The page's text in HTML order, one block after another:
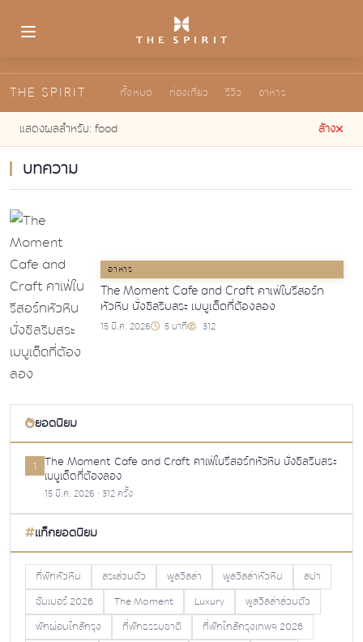
THE SPIRIT ทั้งหมด ท่องเที่ยว รีวิว อาหาร
แสดงผลสำหรับ: food ล้าง
บทความ
อาหาร
The Moment Cafe and Craft คาเฟ่ในรีสอร์ท
หัวหิน นั่งชิลริมสระ เมนูเด็ดที่ต้องลอง
15 มี.ค. 2026 5 นาที 312
ยอดนิยม
1
The Moment Cafe and Craft คาเฟ่ในรีสอร์ทหัวหิน นั่งชิลริมสระ
เมนูเด็ดที่ต้องลอง
15 มี.ค. 2026 · 312 ครั้ง
แท็กยอดนิยม
ที่พักหัวหิน สระส่วนตัว พูลวิลล่า พูลวิลล่าหัวหิน
สปา
ซัมเมอร์ 2026
The Moment Luxury
พูลวิลล่าส่วนตัว
พักผ่อนใกล้กรุง
ที่พักธรรมชาติ
ที่พักใกล้กรุงเทพฯ 2026